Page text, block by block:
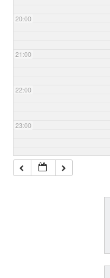
20:00
21:00
22:00
23:00